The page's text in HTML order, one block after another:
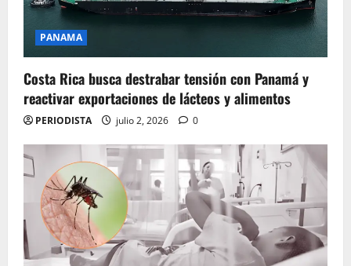
PANAMA
Costa Rica busca destrabar tensión con Panamá y
reactivar exportaciones de lácteos y alimentos
PERIODISTA julio 2, 2026 0